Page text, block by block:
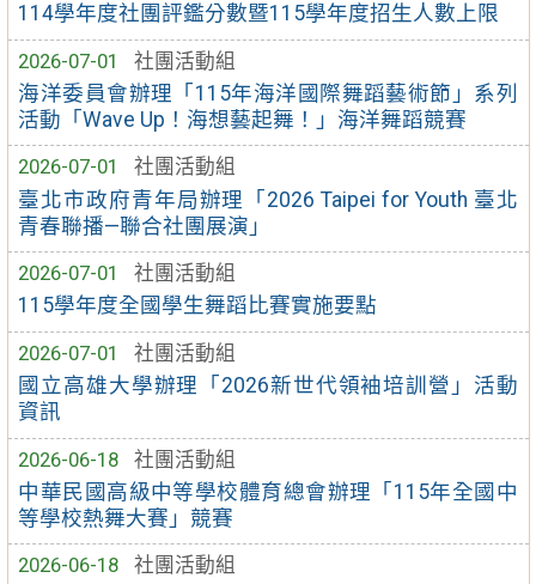
114學年度社團評鑑分數暨115學年度招生人數上限
2026-07-01
社團活動組
海洋委員會辦理「115年海洋國際舞蹈藝術節」系列
活動「Wave Up！海想藝起舞！」海洋舞蹈競賽
2026-07-01
社團活動組
臺北市政府青年局辦理「2026 Taipei for Youth 臺北
青春聯播—聯合社團展演」
2026-07-01
社團活動組
115學年度全國學生舞蹈比賽實施要點
2026-07-01
社團活動組
國立高雄大學辦理「2026新世代領袖培訓營」活動
資訊
2026-06-18
社團活動組
中華民國高級中等學校體育總會辦理「115年全國中
等學校熱舞大賽」競賽
2026-06-18
社團活動組